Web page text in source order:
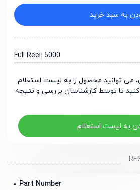
به سبد خرید
Full Reel: 5000
می توانید محصول را به لیست استعلام
تا توسط کارشناسان بررسی و نتیجه
به لیست استعلام
Part Number